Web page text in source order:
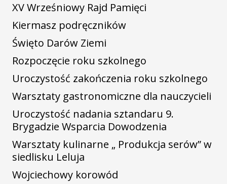
XV Wrześniowy Rajd Pamięci
Kiermasz podręczników
Święto Darów Ziemi
Rozpoczęcie roku szkolnego
Uroczystość zakończenia roku szkolnego
Warsztaty gastronomiczne dla nauczycieli
Uroczystość nadania sztandaru 9.
Brygadzie Wsparcia Dowodzenia
Warsztaty kulinarne „ Produkcja serów” w
siedlisku Leluja
Wojciechowy korowód